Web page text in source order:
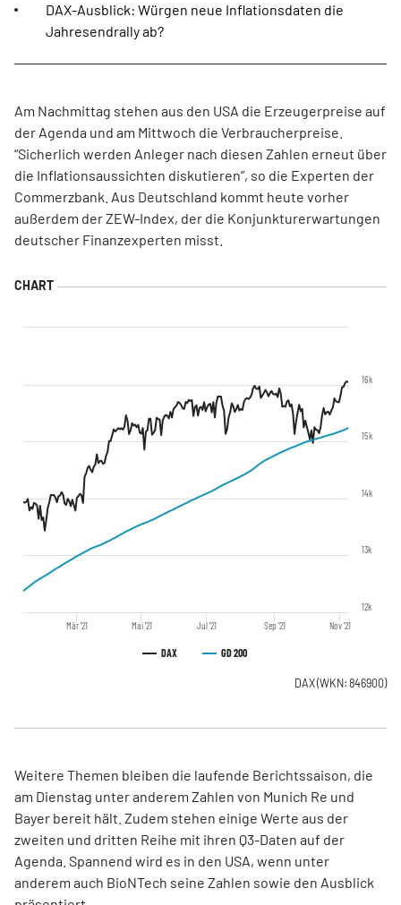
DAX-Ausblick: Würgen neue Inflationsdaten die
Jahresendrally ab?
Am Nachmittag stehen aus den USA die Erzeugerpreise auf
der Agenda und am Mittwoch die Verbraucherpreise.
“Sicherlich werden Anleger nach diesen Zahlen erneut über
die Inflationsaussichten diskutieren”, so die Experten der
Commerzbank. Aus Deutschland kommt heute vorher
außerdem der ZEW-Index, der die Konjunkturerwartungen
deutscher Finanzexperten misst.
DAX GD 200
Mär '21 Mai '21 Jul '21 Sep '21 Nov '21
12k
13k
14k
15k
16k
DAX(WKN: 846900)
Weitere Themen bleiben die laufende Berichtssaison, die
am Dienstag unter anderem Zahlen von Munich Re und
Bayer bereit hält. Zudem stehen einige Werte aus der
zweiten und dritten Reihe mit ihren Q3-Daten auf der
Agenda. Spannend wird es in den USA, wenn unter
anderem auch BioNTech seine Zahlen sowie den Ausblick